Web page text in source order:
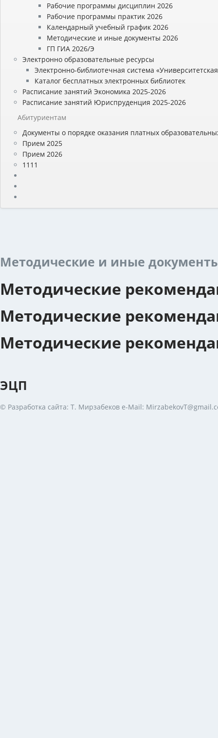
Рабочие программы дисциплин 2026
Рабочие программы практик 2026
Календарный учебный график 2026
Методические и иные документы 2026
ГП ГИА 2026/Э
Электронно образовательные ресурсы
Электронно-библиотечная система
Каталог бесплатных электронных библиотек
Расписание занятий Экономика 2025-2026
Расписание занятий Юриспруденция 2025-2026
Абитуриентам
Документы о порядке оказания платных
Прием 2025
Прием 2026
1111
Методические и иные
Методические
Методические
Методические
ЭЦП
© Разработка сайта: Т. Мирзабеков e-Mail: